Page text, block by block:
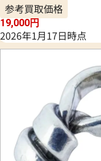
参考買取価格
19,000円
2026年1月17日時点